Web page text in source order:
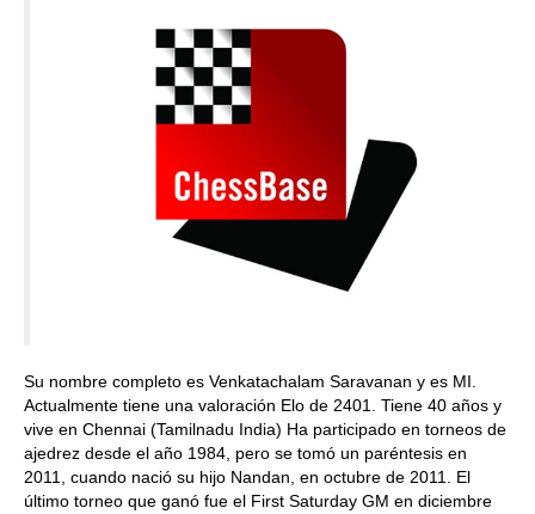
Su nombre completo es Venkatachalam Saravanan y es MI.
Actualmente tiene una valoración Elo de 2401. Tiene 40 años y
vive en Chennai (Tamilnadu India) Ha participado en torneos de
ajedrez desde el año 1984, pero se tomó un paréntesis en
2011, cuando nació su hijo Nandan, en octubre de 2011. El
último torneo que ganó fue el First Saturday GM en diciembre